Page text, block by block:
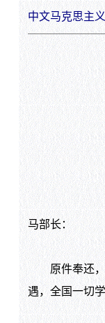
中文马克思主
马部长：
原件奉还，
遇，全国一切